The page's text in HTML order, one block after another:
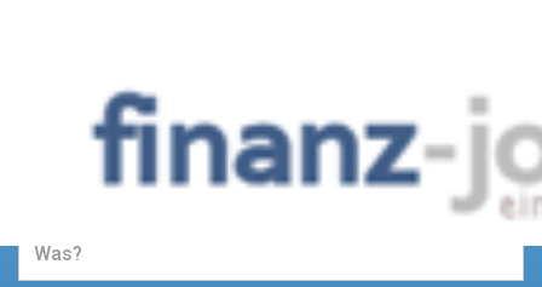
Jobs und Stellenangebote im
Bereich Finanzen